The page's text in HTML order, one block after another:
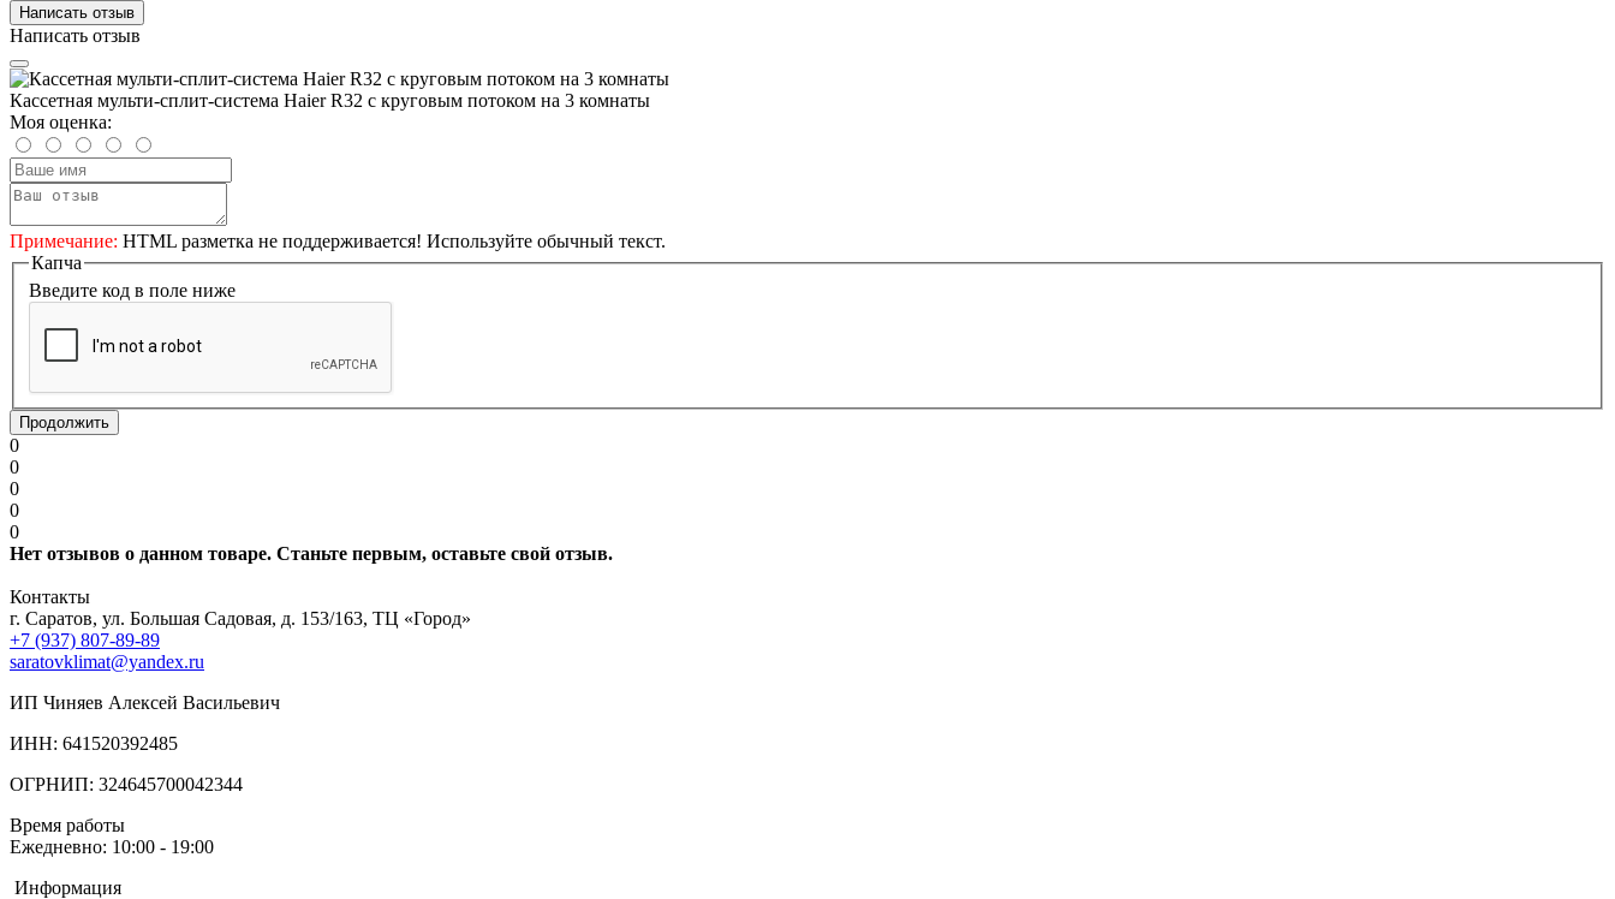
Написать отзыв
Написать отзыв
Кассетная мульти-сплит-система Haier R32 с круговым потоком на 3 комнаты
Моя оценка:
Примечание: HTML разметка не поддерживается! Используйте обычный текст.
Капча
Введите код в поле ниже
Продолжить
0
0
0
0
0
Нет отзывов о данном товаре. Станьте первым, оставьте свой отзыв.
Контакты
г. Саратов, ул. Большая Садовая, д. 153/163, ТЦ «Город»
+7 (937) 807-89-89
saratovklimat@yandex.ru
ИП Чиняев Алексей Васильевич
ИНН: 641520392485
ОГРНИП: 324645700042344
Время работы
Ежедневно: 10:00 - 19:00
Информация